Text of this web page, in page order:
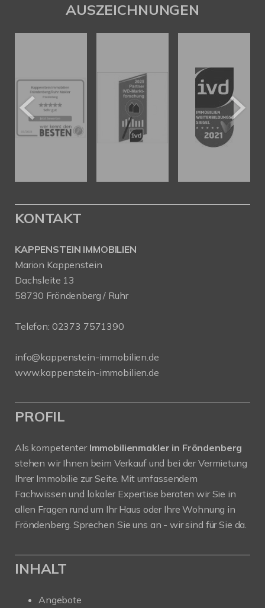
AUSZEICHNUNGEN
KONTAKT
KAPPENSTEIN IMMOBILIEN
Marion Kappenstein
Dachsleite 13
58730 Fröndenberg / Ruhr
Telefon: 02373 7571390
info@kappenstein-immobilien.de
www.kappenstein-immobilien.de
PROFIL
Als kompetenter Immobilienmakler in Fröndenberg
stehen wir Ihnen beim Verkauf und bei der Vermietung
Ihrer Immobilie zur Seite. Mit umfassendem
Fachwissen und lokaler Expertise beraten wir Sie in
allen Fragen rund um Ihr Haus oder Ihre Wohnung in
Fröndenberg. Sprechen Sie uns an - wir sind für Sie da.
INHALT
Angebote